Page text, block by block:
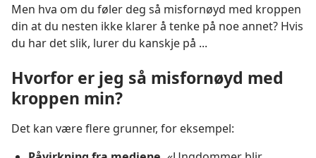
Men hva om du føler deg så misfornøyd med kroppen
din at du nesten ikke klarer å tenke på noe annet? Hvis
du har det slik, lurer du kanskje på ...
Hvorfor er jeg så misfornøyd med
kroppen min?
Det kan være flere grunner, for eksempel: